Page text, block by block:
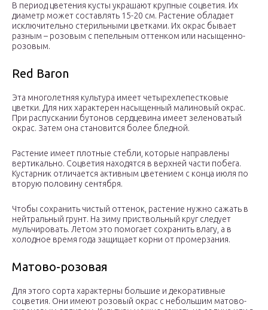
В период цветения кусты украшают крупные соцветия. Их
диаметр может составлять 15-20 см. Растение обладает
исключительно стерильными цветками. Их окрас бывает
разным – розовым с пепельным оттенком или насыщенно-
розовым.
Red Baron
Эта многолетняя культура имеет четырехлепестковые
цветки. Для них характерен насыщенный малиновый окрас.
При распускании бутонов сердцевина имеет зеленоватый
окрас. Затем она становится более бледной.
Растение имеет плотные стебли, которые направлены
вертикально. Соцветия находятся в верхней части побега.
Кустарник отличается активным цветением с конца июля по
вторую половину сентября.
Чтобы сохранить чистый оттенок, растение нужно сажать в
нейтральный грунт. На зиму приствольный круг следует
мульчировать. Летом это помогает сохранить влагу, а в
холодное время года защищает корни от промерзания.
Матово-розовая
Для этого сорта характерны большие и декоративные
соцветия. Они имеют розовый окрас с небольшим матово-